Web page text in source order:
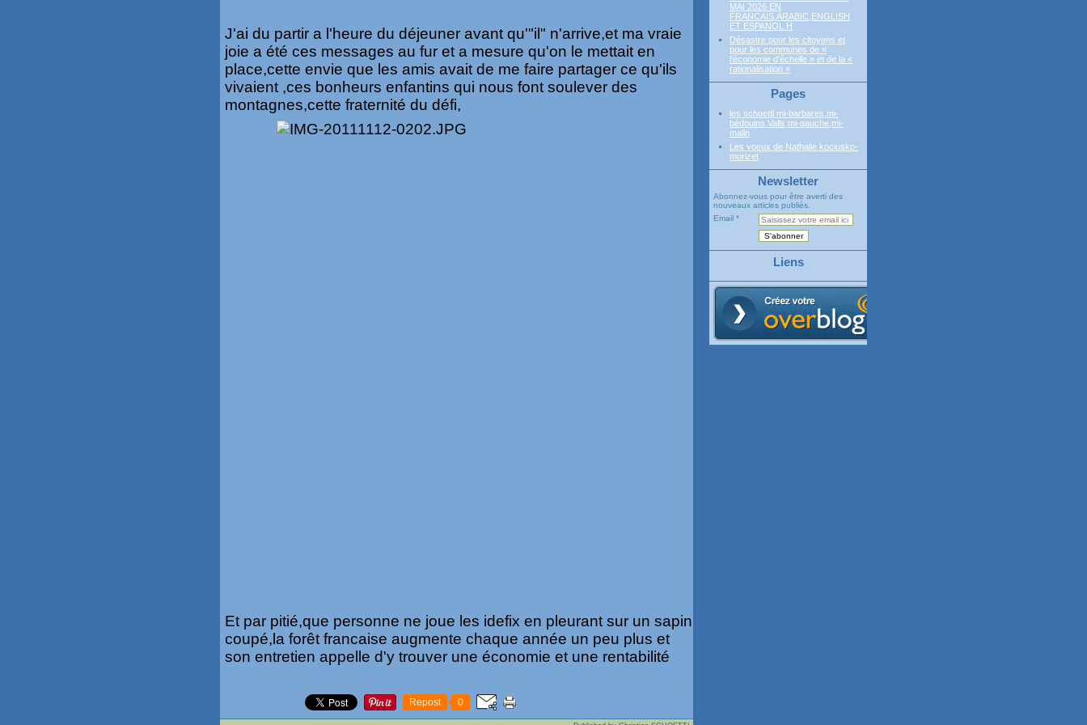
J'ai du partir a l'heure du déjeuner avant qu'"il" n'arrive,et ma vraie
joie a été ces messages au fur et a mesure qu'on le mettait en
place,cette envie que les amis avait de me faire partager ce qu'ils
vivaient ,ces bonheurs enfantins qui nous font soulever des
montagnes,cette fraternité du défi,
Et par pitié,que personne ne joue les idefix en pleurant sur un sapin
coupé,la forêt francaise augmente chaque année un peu plus et
son entretien appelle d'y trouver une économie et une rentabilité
Repost 0
MAI 2026 EN
FRANCAIS,ARABIC,ENGLISH
ET ESPANOL H
Désastre pour les citoyens et
pour les communes de «
l’économie d’échelle » et de la «
rationalisation »
Pages
les schoettl mi-barbares,mi-
bédouins,Valls,mi-gauche,mi-
malin
Les voeux de Nathalie kociusko-
morizet
Newsletter
Abonnez-vous pour être averti des
nouveaux articles publiés.
Email
Liens